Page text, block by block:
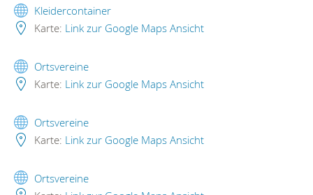
Kleidercontainer
Karte: Link zur Google Maps Ansicht
Ortsvereine
Karte: Link zur Google Maps Ansicht
Ortsvereine
Karte: Link zur Google Maps Ansicht
Ortsvereine